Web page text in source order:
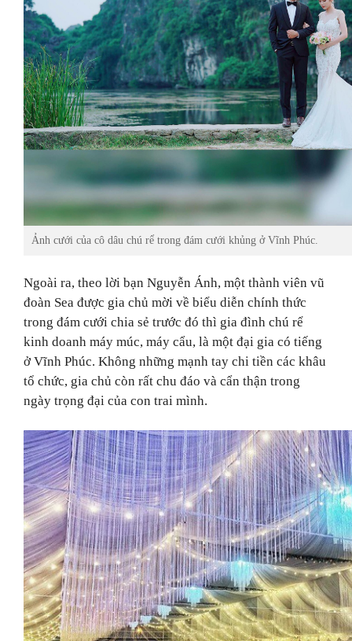
Ảnh cưới của cô dâu chú rể trong đám cưới khủng ở Vĩnh Phúc.
Ngoài ra, theo lời bạn Nguyễn Ánh, một thành viên vũ
đoàn Sea được gia chủ mời về biểu diễn chính thức
trong đám cưới chia sẻ trước đó thì gia đình chú rể
kinh doanh máy múc, máy cẩu, là một đại gia có tiếng
ở Vĩnh Phúc. Không những mạnh tay chi tiền các khâu
tổ chức, gia chủ còn rất chu đáo và cẩn thận trong
ngày trọng đại của con trai mình.